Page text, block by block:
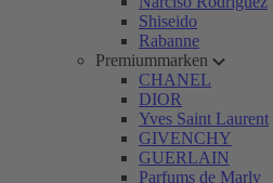
Shiseido
Rabanne
Premiummarken
CHANEL
DIOR
Yves Saint Laurent
GIVENCHY
GUERLAIN
Parfums de Marly